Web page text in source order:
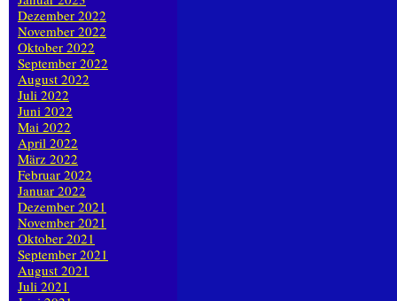
Dezember 2022
November 2022
Oktober 2022
September 2022
August 2022
Juli 2022
Juni 2022
Mai 2022
April 2022
März 2022
Februar 2022
Januar 2022
Dezember 2021
November 2021
Oktober 2021
September 2021
August 2021
Juli 2021